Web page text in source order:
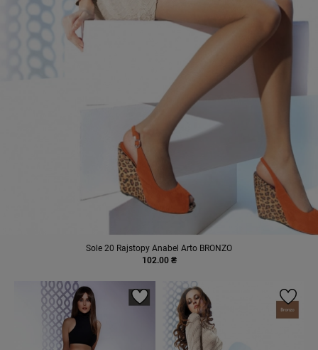
Sole 20 Rajstopy Anabel Arto BRONZO
102.00 ₴